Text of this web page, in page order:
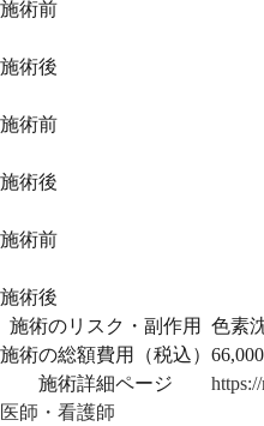
施術前
施術後
施術前
施術後
施術前
施術後
施術のリスク・副作用
色素
施術の総額費用（税込）
施術詳細ページ
医師・看護師